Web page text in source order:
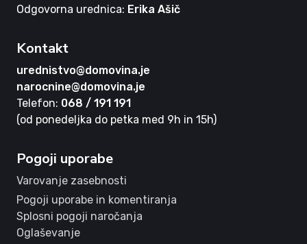
Odgovorna urednica: Erika Ašič
Kontakt
urednistvo@domovina.je
narocnine@domovina.je
Telefon: 068 / 191 191
(od ponedeljka do petka med 9h in 15h)
Pogoji uporabe
Varovanje zasebnosti
Pogoji uporabe in komentiranja
Splosni pogoji naročanja
Oglaševanje